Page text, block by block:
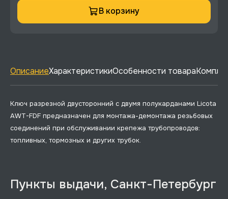
В корзину
ОписаниеХарактеристикиОсобенности товара
Ключ разрезной двусторонний с двумя полукарданами Licota
AWT-FDF предназначен для монтажа-демонтажа резьбовых
соединений при обслуживании крепежа трубопроводов:
топливных, тормозных и других трубок.
Пункты выдачи, Санкт-Петербург